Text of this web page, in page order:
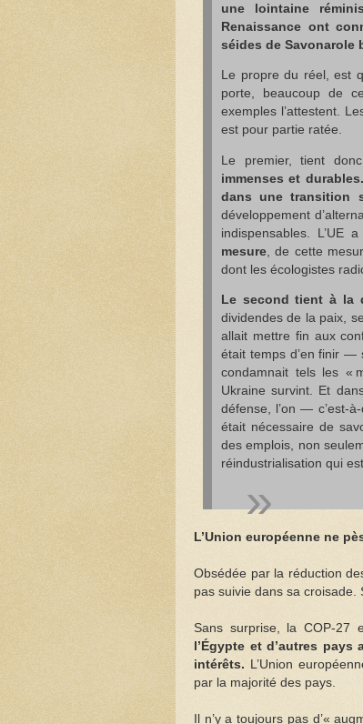
une lointaine
Renaissance ont
séides de Savonarole
Le propre du réel, est
porte, beaucoup de
exemples l’attestent.
est pour partie ratée.
Le premier, tient
immenses et
dans une transition
développement
indispensables. L’UE
mesure , de cette
dont les écologistes
Le second tient à la
dividendes de la paix,
allait mettre fin aux
était temps d’en finir —
condamnait tels les «
Ukraine survint. Et
défense, l’on — c’est-
était nécessaire de
des emplois, non
réindustrialisation qui
L’Union européenne ne
Obsédée par la réduction
pas suivie dans sa croisade.
Sans surprise, la COP-27
l’Égypte et d’autres
intérêts. L’Union
par la majorité des pays.
Il n’y a toujours pas d’«